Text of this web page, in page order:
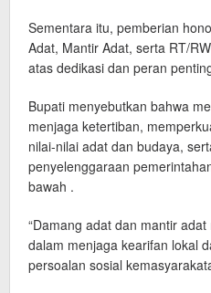
Sementara itu, pemberian
Adat, Mantir Adat, serta RT/
atas dedikasi dan peran
Bupati menyebutkan bahwa
menjaga ketertiban,
nilai-nilai adat dan budaya,
penyelenggaraan
bawah .
“Damang adat dan mantir
dalam menjaga kearifan lokal
persoalan sosial